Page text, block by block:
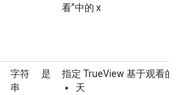
看”中的 x
字符
串
是
指定 TrueView 基于观看的
天